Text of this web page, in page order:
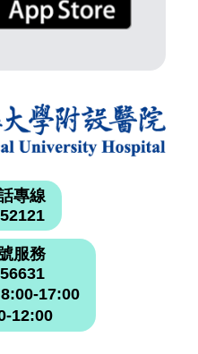
專線
服務
17:00
12:00